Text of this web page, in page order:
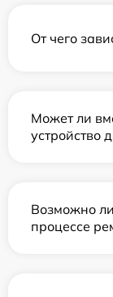
От чего
Может ли
устройство
Возможно
процессе